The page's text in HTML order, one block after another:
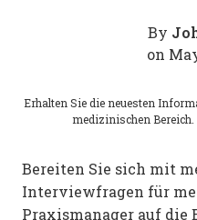
By
on
Erhalten Sie die neuesten
medizinischen Bereich.
Bereiten Sie sich mit
Interviewfragen für
Praxismanager auf